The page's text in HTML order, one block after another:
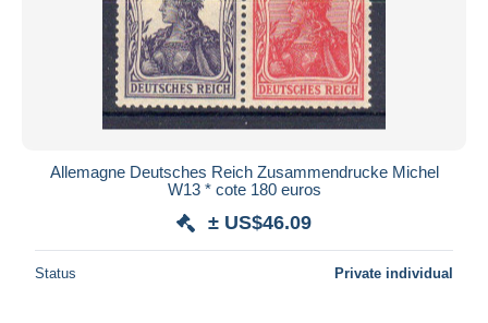
Allemagne Deutsches Reich Zusammendrucke Michel
W13 * cote 180 euros
± US$46.09
Status Private individual